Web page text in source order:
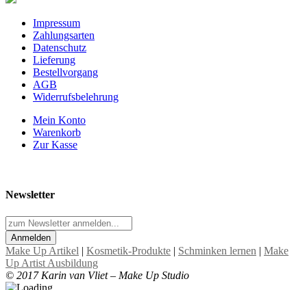
Impressum
Zahlungsarten
Datenschutz
Lieferung
Bestellvorgang
AGB
Widerrufsbelehrung
Mein Konto
Warenkorb
Zur Kasse
Newsletter
Anmelden
Make Up Artikel | Kosmetik-Produkte | Schminken lernen | Make
Up Artist Ausbildung
© 2017 Karin van Vliet – Make Up Studio